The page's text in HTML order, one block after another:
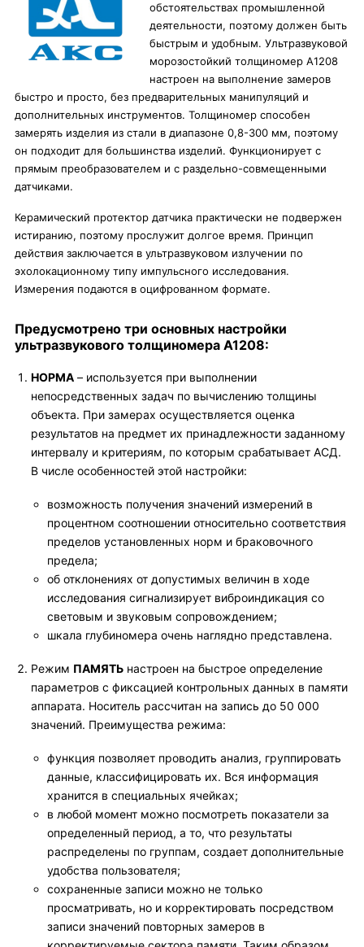
обстоятельствах промышленной
деятельности, поэтому должен быть
быстрым и удобным. Ультразвуковой
морозостойкий толщиномер A1208
настроен на выполнение замеров
быстро и просто, без предварительных манипуляций и
дополнительных инструментов. Толщиномер способен
замерять изделия из стали в диапазоне 0,8-300 мм, поэтому
он подходит для большинства изделий. Функционирует с
прямым преобразователем и с раздельно-совмещенными
датчиками.
Керамический протектор датчика практически не подвержен
истиранию, поэтому прослужит долгое время. Принцип
действия заключается в ультразвуковом излучении по
эхолокационному типу импульсного исследования.
Измерения подаются в оцифрованном формате.
Предусмотрено три основных настройки
ультразвукового толщиномера A1208:
НОРМА – используется при выполнении
непосредственных задач по вычислению толщины
объекта. При замерах осуществляется оценка
результатов на предмет их принадлежности заданному
интервалу и критериям, по которым срабатывает АСД.
В числе особенностей этой настройки:
возможность получения значений измерений в
процентном соотношении относительно соответствия
пределов установленных норм и браковочного
предела;
об отклонениях от допустимых величин в ходе
исследования сигнализирует виброиндикация со
световым и звуковым сопровождением;
шкала глубиномера очень наглядно представлена.
Режим ПАМЯТЬ настроен на быстрое определение
параметров с фиксацией контрольных данных в памяти
аппарата. Носитель рассчитан на запись до 50 000
значений. Преимущества режима:
функция позволяет проводить анализ, группировать
данные, классифицировать их. Вся информация
хранится в специальных ячейках;
в любой момент можно посмотреть показатели за
определенный период, а то, что результаты
распределены по группам, создает дополнительные
удобства пользователя;
сохраненные записи можно не только
просматривать, но и корректировать посредством
записи значений повторных замеров в